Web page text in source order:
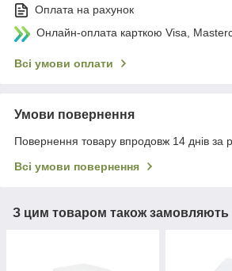
Оплата на рахунок
Онлайн-оплата карткою Visa,
Всі умови оплати
Умови повернення
Повернення товару впродовж 14 днів за
Всі умови повернення
З цим товаром також замовляють